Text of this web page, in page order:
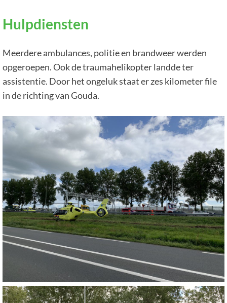
Hulpdiensten
Meerdere ambulances, politie en brandweer werden
opgeroepen. Ook de traumahelikopter landde ter
assistentie. Door het ongeluk staat er zes kilometer file
in de richting van Gouda.